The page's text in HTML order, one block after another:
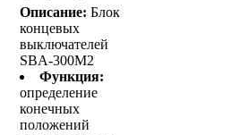
Описание: Блок
концевых
выключателей
SBA-300M2
Функция:
определение
конечных
положений